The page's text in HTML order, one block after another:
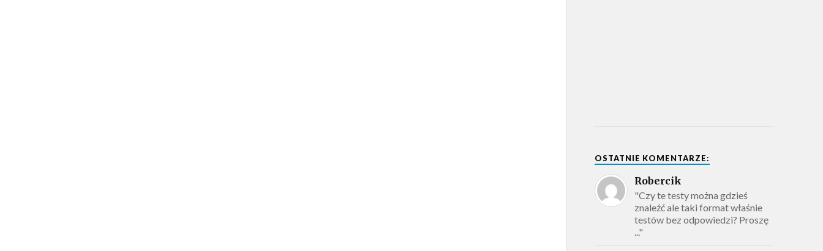
OSTATNIE KOMENTARZE:
Robercik
"Czy te testy można gdzieś
znaleźć ale taki format właśnie
testów bez odpowiedzi? Proszę
..."